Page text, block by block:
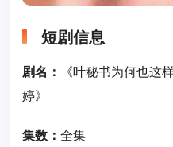
短剧信息
剧名：
《叶秘书为何也这
婷》
集数： 全集